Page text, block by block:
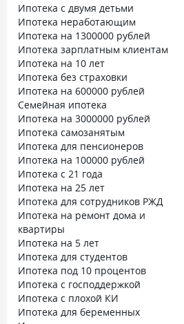
Ипотека с двумя детьми
Ипотека неработающим
Ипотека на 1300000 рублей
Ипотека зарплатным клиентам
Ипотека на 10 лет
Ипотека без страховки
Ипотека на 600000 рублей
Семейная ипотека
Ипотека на 3000000 рублей
Ипотека самозанятым
Ипотека для пенсионеров
Ипотека на 100000 рублей
Ипотека с 21 года
Ипотека на 25 лет
Ипотека для сотрудников РЖД
Ипотека на ремонт дома и
квартиры
Ипотека на 5 лет
Ипотека для студентов
Ипотека под 10 процентов
Ипотека с господдержкой
Ипотека с плохой КИ
Ипотека для беременных